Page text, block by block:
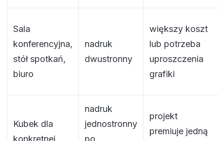
Sala
konferencyjna,
stół spotkań,
biuro
nadruk
dwustronny
większy koszt
lub potrzeba
uproszczenia
grafiki
Kubek dla
konkretnej
nadruk
jednostronny
po
projekt
premiuje jedną